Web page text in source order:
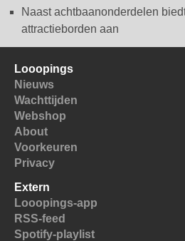
Naast achtbaanonderdelen
attractieborden aan
Looopings
Nieuws
Wachttijden
Webshop
About
Voorkeuren
Privacy
Extern
Looopings-app
RSS-feed
Spotify-playlist